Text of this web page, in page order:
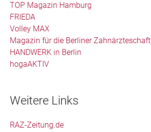
TOP Magazin Hamburg
FRIEDA
Volley MAX
Magazin für die Berliner Zahnärzteschaft
HANDWERK in Berlin
hogaAKTIV
Weitere Links
RAZ-Zeitung.de